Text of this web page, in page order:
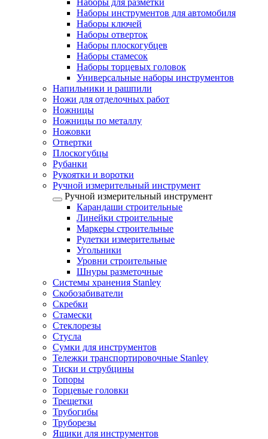
Наборы для разметки
Наборы инструментов для автомобиля
Наборы ключей
Наборы отверток
Наборы плоскогубцев
Наборы стамесок
Наборы торцевых головок
Универсальные наборы инструментов
Напильники и рашпили
Ножи для отделочных работ
Ножницы
Ножницы по металлу
Ножовки
Отвертки
Плоскогубцы
Рубанки
Рукоятки и воротки
Ручной измерительный инструмент
Ручной измерительный инструмент
Карандаши строительные
Линейки строительные
Маркеры строительные
Рулетки измерительные
Угольники
Уровни строительные
Шнуры разметочные
Системы хранения Stanley
Скобозабиватели
Скребки
Стамески
Стеклорезы
Стусла
Сумки для инструментов
Тележки транспортировочные Stanley
Тиски и струбцины
Топоры
Торцевые головки
Трещетки
Трубогибы
Труборезы
Ящики для инструментов